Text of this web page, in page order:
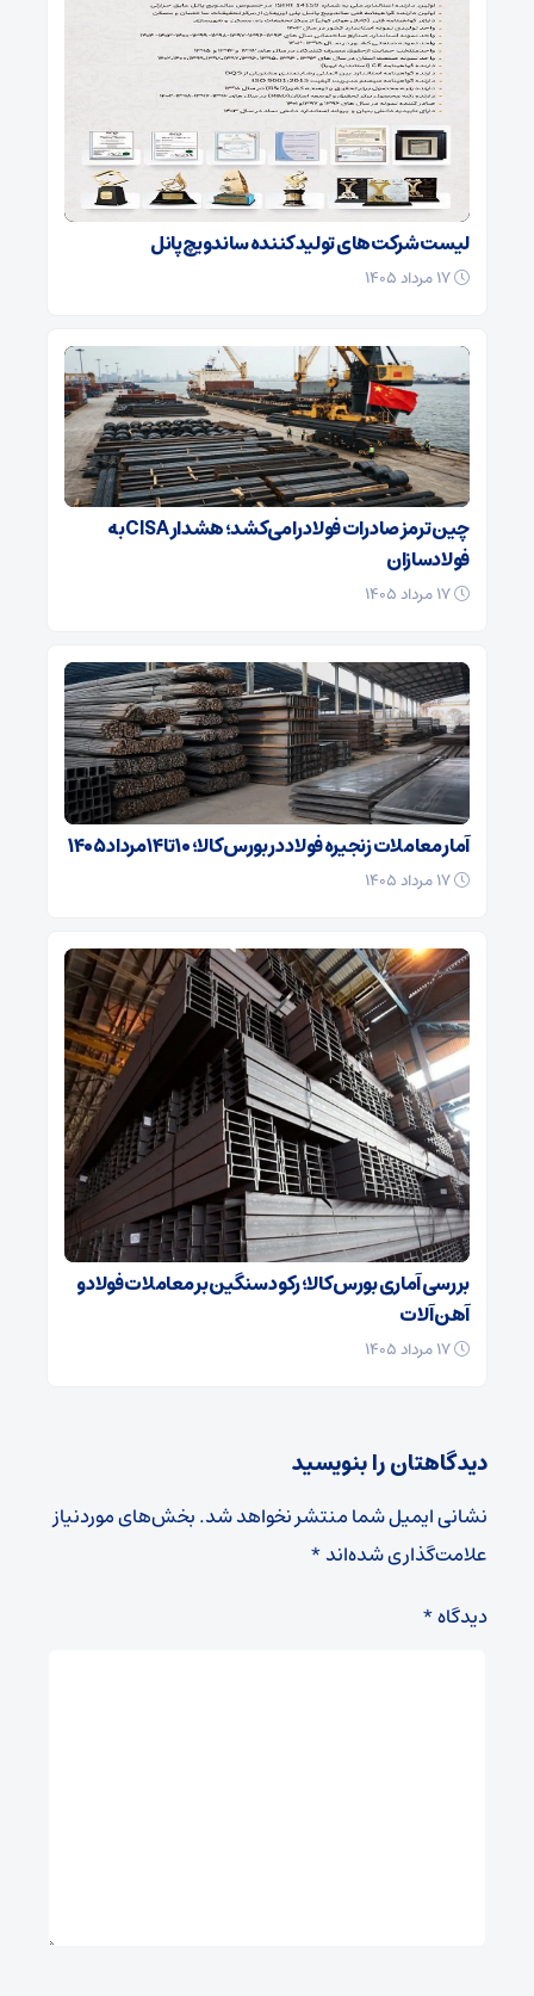
لیست شرکت‌های تولید کننده ساندویچ پانل
چین ترمز صادرات فولاد را می‌کشد؛ هشدار CISA به
فولادسازان
آمار معاملات زنجیره فولاد در بورس کالا؛ ۱۰ تا ۱۴ مرداد ۱۴۰۵
بررسی آماری بورس کالا؛ رکود سنگین بر معاملات فولاد و
آهن آلات
دیدگاهتان را بنویسید
نشانی ایمیل شما منتشر نخواهد شد.بخش‌های موردنیاز
علامت‌گذاری شده‌اند*
دیدگاه*